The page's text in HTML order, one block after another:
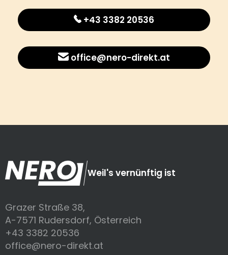
+43 3382 20536
office@nero-direkt.at
Weil's vernünftig ist
Grazer Straße 38,
A-7571 Rudersdorf, Österreich
+43 3382 20536
office@nero-direkt.at